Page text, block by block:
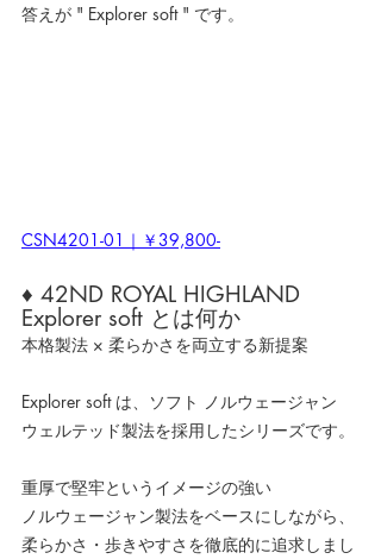
答えが " Explorer soft " です。
CSN4201-01｜￥39,800-
♦ 42ND ROYAL HIGHLAND
Explorer soft とは何か
本格製法 × 柔らかさを両立する新提案
Explorer soft は、ソフト ノルウェージャン
ウェルテッド製法を採用したシリーズです。
重厚で堅牢というイメージの強い
ノルウェージャン製法をベースにしながら、
柔らかさ・歩きやすさを徹底的に追求しまし